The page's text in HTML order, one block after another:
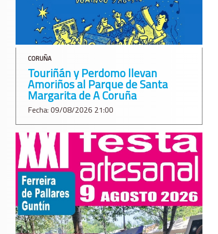
CORUÑA
Touriñán y Perdomo llevan
Amoriños al Parque de Santa
Margarita de A Coruña
Fecha: 09/08/2026 21:00